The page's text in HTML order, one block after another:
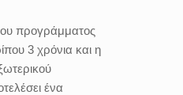
προγράμματος
3 χρόνια και η
ένα